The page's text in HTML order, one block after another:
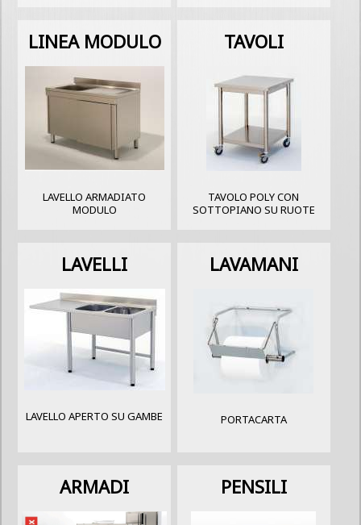
LINEA MODULO
LAVELLO ARMADIATO
MODULO
TAVOLI
TAVOLO POLY CON
SOTTOPIANO SU RUOTE
LAVELLI
LAVELLO APERTO SU GAMBE
LAVAMANI
PORTACARTA
ARMADI PENSILI